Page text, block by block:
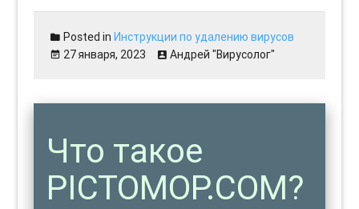
Posted inИнструкции по удалению вирусов
27 января, 2023
Андрей "Вирусолог"
Что такое
PICTOMOP.COM?